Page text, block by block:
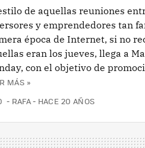
de aquellas reuniones
y emprendedores tan
época de Internet, si no
eran los jueves, llega a
con el objetivo de
MÁS »
COMENTARIOS
RAFA HACE 20 AÑOS